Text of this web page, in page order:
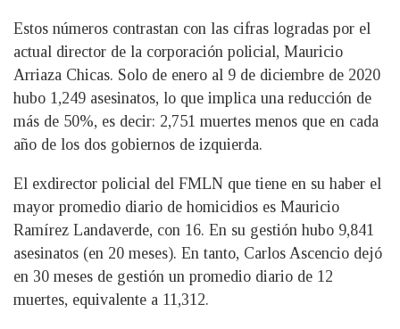
Estos números contrastan con las cifras logradas por el
actual director de la corporación policial, Mauricio
Arriaza Chicas. Solo de enero al 9 de diciembre de 2020
hubo 1,249 asesinatos, lo que implica una reducción de
más de 50%, es decir: 2,751 muertes menos que en cada
año de los dos gobiernos de izquierda.
El exdirector policial del FMLN que tiene en su haber el
mayor promedio diario de homicidios es Mauricio
Ramírez Landaverde, con 16. En su gestión hubo 9,841
asesinatos (en 20 meses). En tanto, Carlos Ascencio dejó
en 30 meses de gestión un promedio diario de 12
muertes, equivalente a 11,312.